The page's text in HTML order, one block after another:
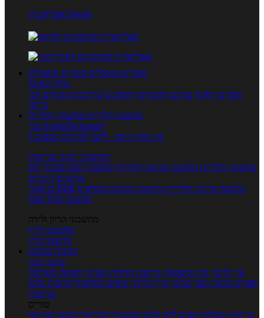
אפליקציית Foods
מוצרים ומאכלים מוצרים ומאכלים
מילון האוכל
תפריטי תזונה ערכים תזונתיים חיפוש ע"פ רכיבים מכילים הכי
הרבה
מחשבון קלוריות מחשבון קלוריות
מנוי FoodsDictionary
5 ימי ניסיון חינם - לחצו לפרטים נוספים
מחשבוני תזונה ובריאות
מחשבון קלוריות מחשבון שריפת קלוריות מחשבון דופק מטרה יחס
מותניים לירכיים
מחשבון BMI
מחשבון צריכת קלוריות מחשבון מינונים מומלצים
מחשבון אחוז שומן
מחשבוני הריון ולידה
מחשבון הריון
מחשבון ביוץ
כתבות כתבות
ערוצי תוכן
איך להכין בית ומשפחה בריאות מחלות ובעיות רפואה משלימה
ספורט וכושר גופני נשים, הריון ולידה טיפים והמלצות חדשות אוכל
ובריאות
טורים
בריאות בצלחת טעים ללא גלוטן טבעונות לבריאות לבשל כמו שף